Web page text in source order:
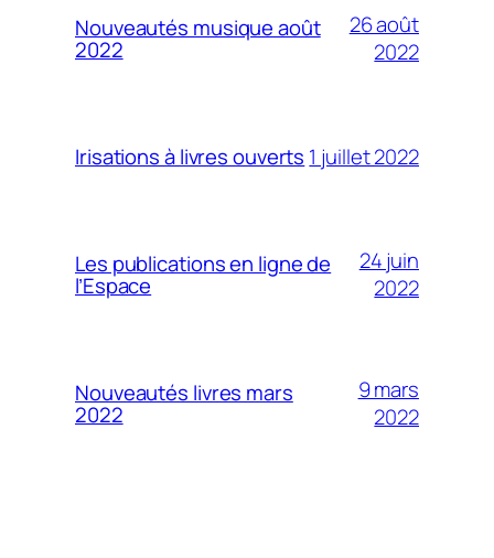
Nouveautés musique août
2022
26 août
2022
Irisations à livres ouverts 1 juillet 2022
Les publications en ligne de
l’Espace
24 juin
2022
Nouveautés livres mars
2022
9 mars
2022